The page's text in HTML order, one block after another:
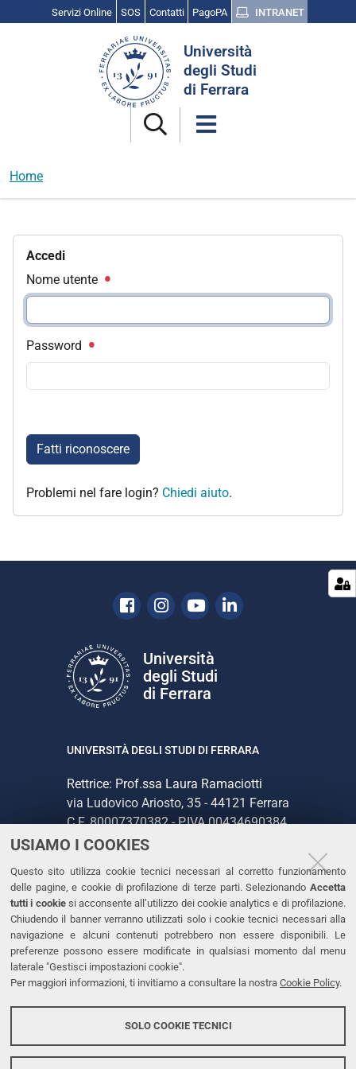
USIAMO I COOKIES
Questo sito utilizza cookie tecnici necessari al corretto funzionamento
delle pagine, e cookie di profilazione di terze parti. Selezionando Accetta
tutti i cookiesi acconsente all’utilizzo dei cookie analytics e di profilazione.
Chiudendo il banner verranno utilizzati solo i cookie tecnici necessari alla
navigazione e alcuni contenuti potrebbero non essere disponibili. Le
preferenze possono essere modificate in qualsiasi momento dal menu
laterale "Gestisci impostazioni cookie".
Per maggiori informazioni, ti invitiamo a consultare la nostra Cookie Policy.
SOLO COOKIE TECNICI
Servizi Online SOS Contatti PagoPA INTRANET
Università
degli Studi
di Ferrara
Home
Accedi
Nome utente
Password
Fatti riconoscere
Problemi nel fare login? Chiedi aiuto.
Facebook
Instagram
YoutubeLinkedin
Università
degli Studi
di Ferrara
UNIVERSITÀ DEGLI STUDI DI FERRARA
Rettrice: Prof.ssa Laura Ramaciotti
via Ludovico Ariosto, 35 - 44121 Ferrara
C.F. 80007370382 - P.IVA 00434690384
CONTATTI
Tel. +39 0532 293111
Fax. +39 0532 293031
PEC
LINKS
Accessibilità
Protezione dati personali